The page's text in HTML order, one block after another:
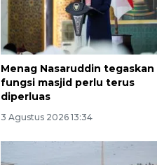
Menag Nasaruddin tegaskan
fungsi masjid perlu terus
diperluas
3 Agustus 2026 13:34